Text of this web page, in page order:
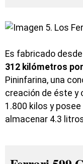
Es fabricado
312 kilómetros
Pininfarina, una
creación de éste y
1.800 kilos y
almacenar 4.3